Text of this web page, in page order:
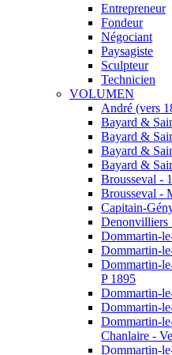
Entrepreneur
Fondeur
Négociant
Paysagiste
Sculpteur
Technicien
VOLUMEN
André (vers
Bayard &
Bayard &
Bayard &
Bayard &
Brousseval -
Brousseval -
Capitain-
Denonvilliers
Dommartin-
Dommartin-
Dommartin-
P 1895
Dommartin-
Dommartin-
Dommartin-
Chanlaire -
Dommartin-